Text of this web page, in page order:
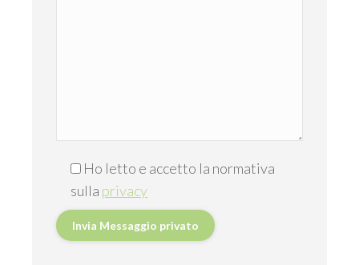
Ho letto e accetto la normativa
sulla privacy